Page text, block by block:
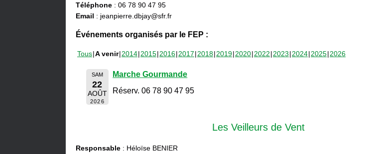
Téléphone : 06 78 90 47 95
Email : jeanpierre.dbjay@sfr.fr
Événements organisés par le FEP :
Tous A venir 2014 2015 2016 2017 2018 2019 2020 2022 2023 2024 2025 2026
SAM
22
AOÛT
2026
Marche Gourmande
Réserv. 06 78 90 47 95
Les Veilleurs de Vent
Responsable : Héloïse BENIER